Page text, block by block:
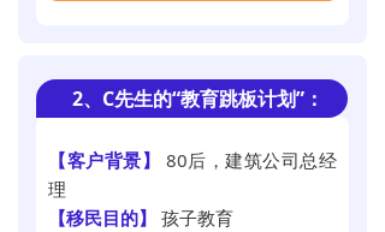
2、C先生的“教育跳板计划”：
【客户背景】 80后，建筑公司总经
理
【移民目的】 孩子教育